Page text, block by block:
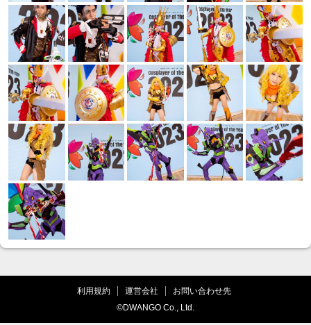
利用規約 運営会社
お問い合わせ先
©DWANGO Co., Ltd.